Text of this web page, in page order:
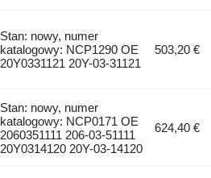
Stan: nowy, numer
katalogowy: NCP1290 OE
20Y0331121 20Y-03-31121
503,20 €
Stan: nowy, numer
katalogowy: NCP0171 OE
2060351111 206-03-51111
20Y0314120 20Y-03-14120
624,40 €